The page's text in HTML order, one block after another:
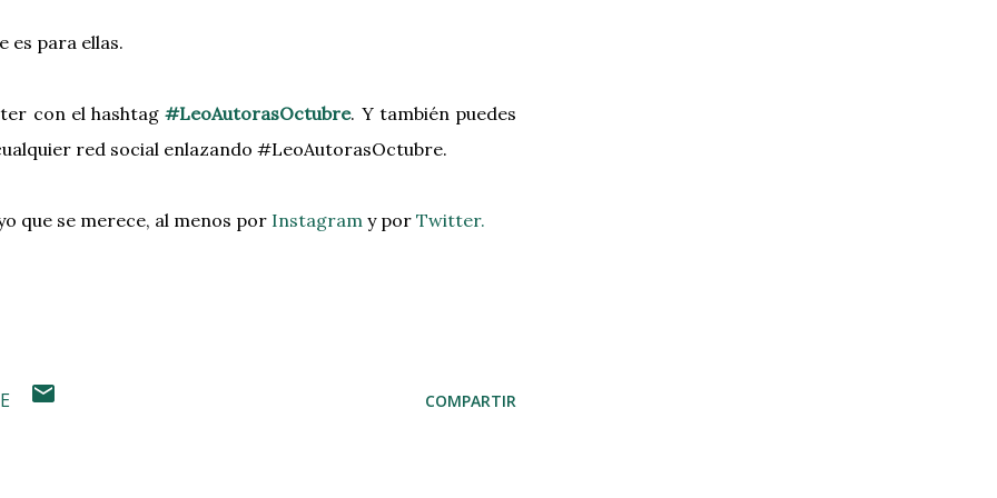
es para ellas.
con el hashtag #LeoAutorasOctubre. Y también puedes
red social enlazando #LeoAutorasOctubre.
que se merece, al menos por Instagram y por Twitter.
COMPARTIR